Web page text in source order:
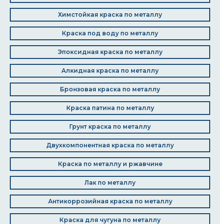
Химстойкая краска по металлу
Краска под воду по металлу
Эпоксидная краска по металлу
Алкидная краска по металлу
Бронзовая краска по металлу
Краска патина по металлу
Грунт краска по металлу
Двухкомпонентная краска по металлу
Краска по металлу и ржавчине
Лак по металлу
Антикоррозийная краска по металлу
Краска для чугуна по металлу